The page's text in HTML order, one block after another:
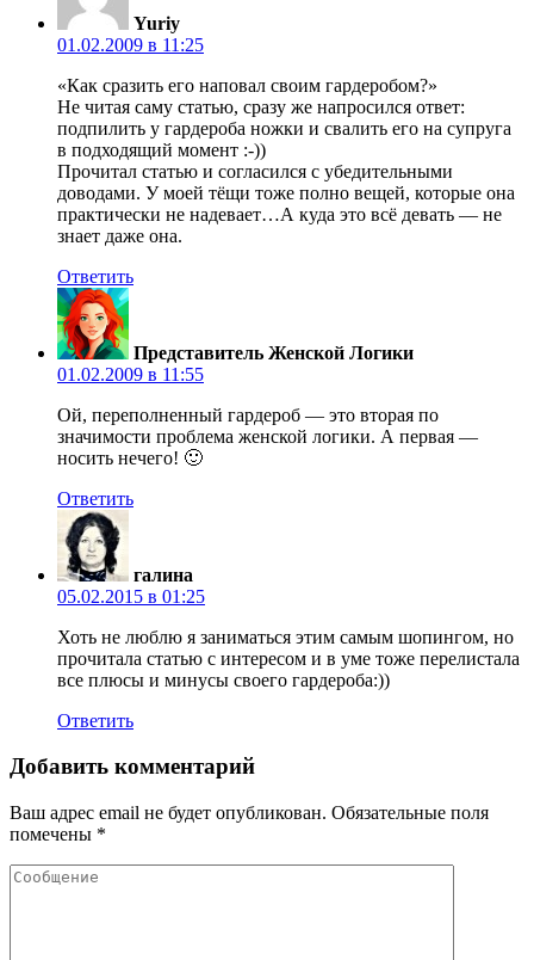
Yuriy
01.02.2009 в 11:25
«Как сразить его наповал своим гардеробом?»
Не читая саму статью, сразу же напросился ответ:
подпилить у гардероба ножки и свалить его на супруга
в подходящий момент :-))
Прочитал статью и согласился с убедительными
доводами. У моей тёщи тоже полно вещей, которые она
практически не надевает…А куда это всё девать — не
знает даже она.
Ответить
Представитель Женской Логики
01.02.2009 в 11:55
Ой, переполненный гардероб — это вторая по
значимости проблема женской логики. А первая —
носить нечего! 🙂
Ответить
галина
05.02.2015 в 01:25
Хоть не люблю я заниматься этим самым шопингом, но
прочитала статью с интересом и в уме тоже перелистала
все плюсы и минусы своего гардероба:))
Ответить
Добавить комментарий
Ваш адрес email не будет опубликован. Обязательные поля
помечены *